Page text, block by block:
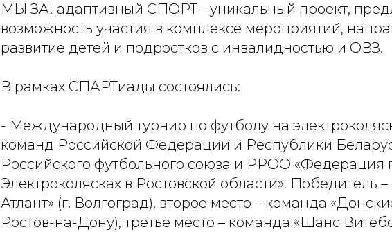
МЫ ЗА! адаптивный СПОРТ - уникальный проект,
возможность участия в комплексе мероприятий,
развитие детей и подростков с инвалидностью и ОВЗ.
В рамках СПАРТиады состоялись:
- Международный турнир по футболу на
команд Российской Федерации и Республики
Российского футбольного союза и РРОО «Федерация
Электроколясках в Ростовской области». Победитель
Атлант» (г. Волгоград), второе место – команда
Ростов-на-Дону), третье место – команда «Шанс